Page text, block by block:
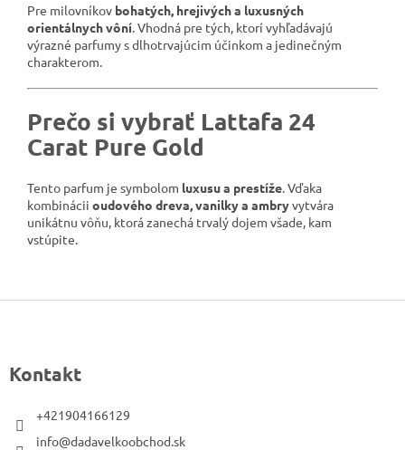
Pre milovníkov bohatých, hrejivých a luxusných
orientálnych vôní . Vhodná pre tých, ktorí vyhľadávajú
výrazné parfumy s dlhotrvajúcim účinkom a jedinečným
charakterom.
Prečo si vybrať Lattafa 24
Carat Pure Gold
Tento parfum je symbolom luxusu a prestíže. Vďaka
kombinácii oudového dreva, vanilky a ambryvytvára
unikátnu vôňu, ktorá zanechá trvalý dojem všade, kam
vstúpite.
Z
p
äKontakt
+421904166129
info@dadavelkoobchod.sk